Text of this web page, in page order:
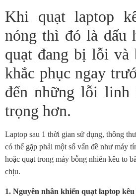
Khi quạt laptop
nóng thì đó là dấu
quạt đang bị lỗi và
khắc phục ngay
đến những lỗi linh
trọng hơn.
Laptop sau 1 thời gian sử dụng, thông
có thể gặp phải một số vấn đề như máy
hoặc quạt trong máy bỗng nhiên kêu to
chịu.
1. Nguyên nhân khiến quạt laptop kêu